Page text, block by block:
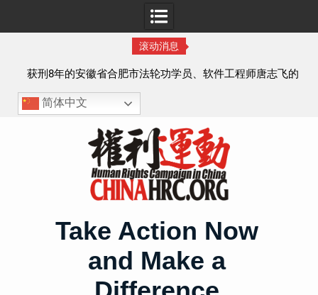
滚动消息
获刑8年的安徽省合肥市法轮功学员、软件工程师唐志飞的
案情及简历
简体中文
Take Action Now
and Make a